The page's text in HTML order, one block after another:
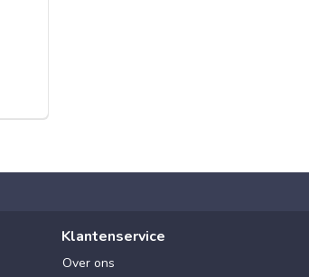
Klantenservice
Over ons